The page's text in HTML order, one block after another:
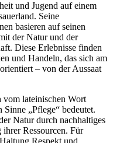
und Jugend auf einem
Seine
basieren auf seinen
der Natur und der
Diese Erlebnisse finden
und Handeln, das sich am
– von der Aussaat
lateinischen Wort
„Pflege“ bedeutet.
Natur durch nachhaltiges
Ressourcen. Für